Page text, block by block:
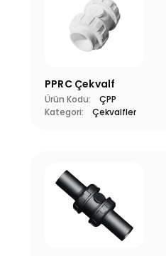
PPRC Çekvalf
Ürün Kodu:
ÇPP
Kategori:
Çekvalfler